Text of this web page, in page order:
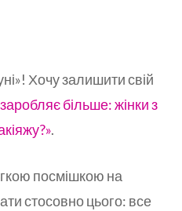
Хочу залишити свій
більше: жінки з
.
посмішкою на
стосовно цього: все